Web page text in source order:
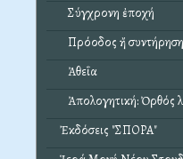
Σύγχρονη ἐποχή
Πρόοδος ἤ
Ἀθεΐα
Ἀπολογητική: Ὀρθός
Ἐκδόσεις "ΣΠΟΡΑ"